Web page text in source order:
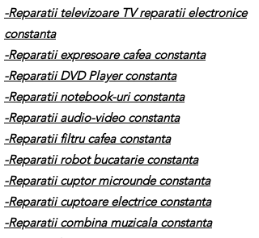
-Reparatii televizoare TV reparatii electronice
constanta
-Reparatii expresoare cafea constanta
-Reparatii DVD Player constanta
-Reparatii notebook-uri constanta
-Reparatii audio-video constanta
-Reparatii filtru cafea constanta
-Reparatii robot bucatarie constanta
-Reparatii cuptor microunde constanta
-Reparatii cuptoare electrice constanta
-Reparatii combina muzicala constanta